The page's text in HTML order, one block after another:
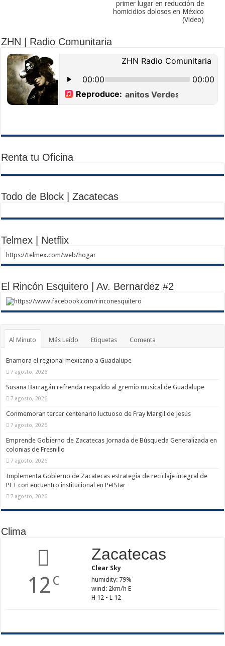
primer lugar en reducción de
homicidios dolosos en México
(Video)
ZHN | Radio Comunitaria
Renta tu Oficina
Todo de Block | Zacatecas
Telmex | Netflix
https://telmex.com/web/hogar
El Rincón Esquitero | Av. Bernardez #2
https://www.facebook.com/rinconesquitero
Al Minuto Más Leído Etiquetas Comenta
Enamora el regional mexicano a Guadalupe
7 agosto, 2026
Susana Barragán refrenda respaldo al gremio musical de Guadalupe
7 agosto, 2026
Conmemoran tercer centenario luctuoso de Fray Margil de Jesús
7 agosto, 2026
Emprende Gobierno de Zacatecas Jornada de Búsqueda Generalizada en
colonias de Fresnillo
7 agosto, 2026
Implementa Gobierno de Zacatecas estrategia de reciclaje integral de
PET con encuentro institucional en PetStar
7 agosto, 2026
Clima
12 C
Zacatecas
Clear Sky
humidity: 79%
wind: 2km/h E
H 12 • L 12